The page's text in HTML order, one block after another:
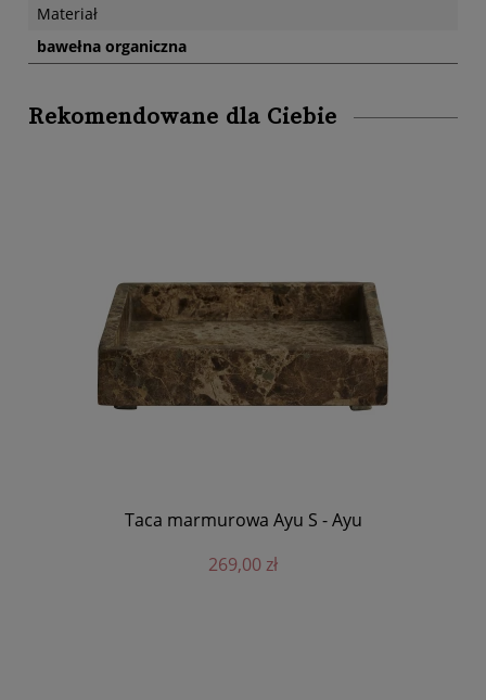
Materiał
bawełna organiczna
Rekomendowane dla Ciebie
Taca marmurowa Ayu S - Ayu
269,00 zł